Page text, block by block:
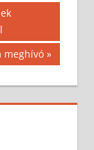
meghívó